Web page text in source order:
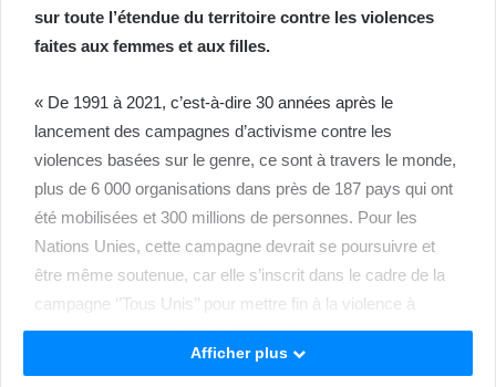
sur toute l’étendue du territoire contre les violences
faites aux femmes et aux filles.
« De 1991 à 2021, c’est-à-dire 30 années après le
lancement des campagnes d’activisme contre les
violences basées sur le genre, ce sont à travers le monde,
plus de 6 000 organisations dans près de 187 pays qui ont
été mobilisées et 300 millions de personnes. Pour les
Nations Unies, cette campagne devrait se poursuivre et
être même soutenue, car elle s’inscrit dans le cadre de la
campagne ‘’Tous Unis’’ pour mettre fin à la violence à
l’égard des femmes d’ici à 2030 du Secrétaire général des
Nations Unies », a dit Mamadou Doumbia, au nom de la
Afficher plus